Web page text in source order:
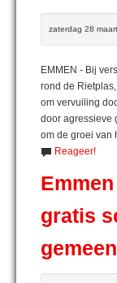
zaterdag 28
EMMEN - Bij
rond de
om vervuiling
door agressieve
om de groei van
Reageer!
gratis